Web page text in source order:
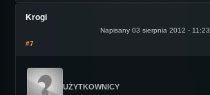
Krogi
Napisany 03 sierpnia 2012 - 11:23
#7
UŻYTKOWNICY